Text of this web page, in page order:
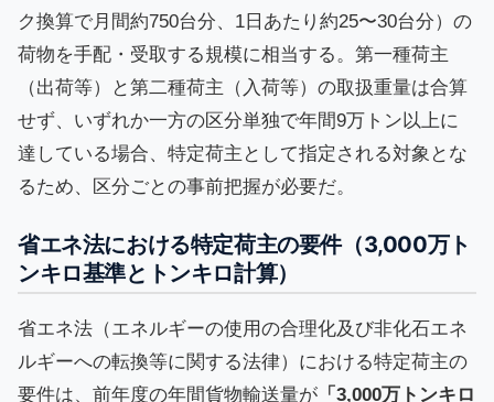
ク換算で月間約750台分、1日あたり約25〜30台分）の
荷物を手配・受取する規模に相当する。第一種荷主
（出荷等）と第二種荷主（入荷等）の取扱重量は合算
せず、いずれか一方の区分単独で年間9万トン以上に
達している場合、特定荷主として指定される対象とな
るため、区分ごとの事前把握が必要だ。
省エネ法における特定荷主の要件（3,000万ト
ンキロ基準とトンキロ計算）
省エネ法（エネルギーの使用の合理化及び非化石エネ
ルギーへの転換等に関する法律）における特定荷主の
要件は、前年度の年間貨物輸送量が 「3,000万トンキロ